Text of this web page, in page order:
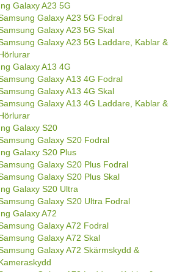
Galaxy A23 5G
Galaxy A23 5G Fodral
Galaxy A23 5G Skal
Galaxy A23 5G Laddare, Kablar &
Galaxy A13 4G
Galaxy A13 4G Fodral
Galaxy A13 4G Skal
Galaxy A13 4G Laddare, Kablar &
Galaxy S20
Galaxy S20 Fodral
Galaxy S20 Plus
Galaxy S20 Plus Fodral
Galaxy S20 Plus Skal
Galaxy S20 Ultra
Galaxy S20 Ultra Fodral
Galaxy A72
Galaxy A72 Fodral
Galaxy A72 Skal
Galaxy A72 Skärmskydd &